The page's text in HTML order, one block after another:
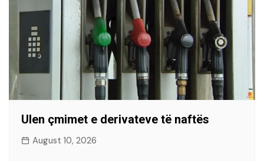
Ulen çmimet e derivateve të naftës
August 10, 2026